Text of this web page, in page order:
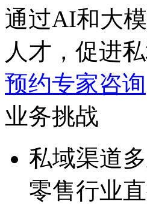
通过AI和大模
人才，促
预约专家咨询
业务挑战
私域渠道多
零售行业直